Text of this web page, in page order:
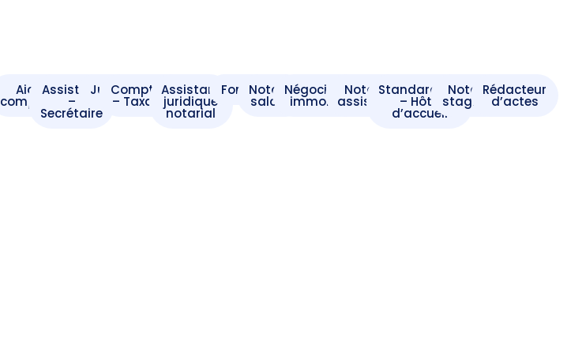
Aide -
comptable
Assistant
–
Secrétaire
JuristeComptable
– Taxateur
Assistant
juridique
notarial
Formaliste
Notaire
salarié
Négociateur
immobilier
Notaire
assistant
Standardiste
– Hôte
d’accueil
Notaire
stagiaire
Rédacteur
d’actes